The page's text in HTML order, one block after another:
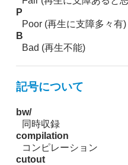
P
Poor (再生に支障多々有)
B
Bad (再生不能)
記号について
bw/
同時収録
compilation
コンピレーション
cutout